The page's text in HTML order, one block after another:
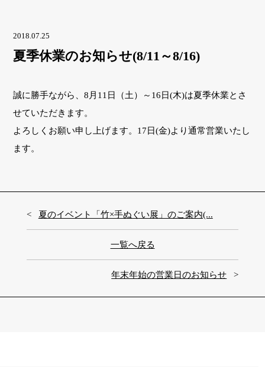
2018.07.25
夏季休業のお知らせ(8/11～8/16)
誠に勝手ながら、8月11日（土）～16日(木)は夏季休業とさ
せていただきます。
よろしくお願い申し上げます。17日(金)より通常営業いたし
ます。
夏のイベント「竹×手ぬぐい展」のご案内(...
一覧へ戻る
年末年始の営業日のお知らせ